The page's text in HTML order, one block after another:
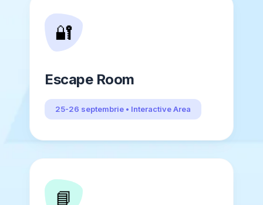
🔐
Escape Room
25-26 septembrie • Interactive Area
📘